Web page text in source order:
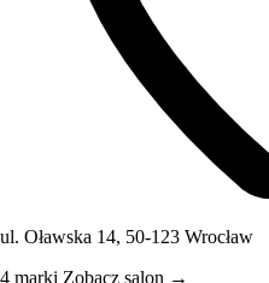
ul. Oławska 14, 50-123 Wrocław
4 marki Zobacz salon →